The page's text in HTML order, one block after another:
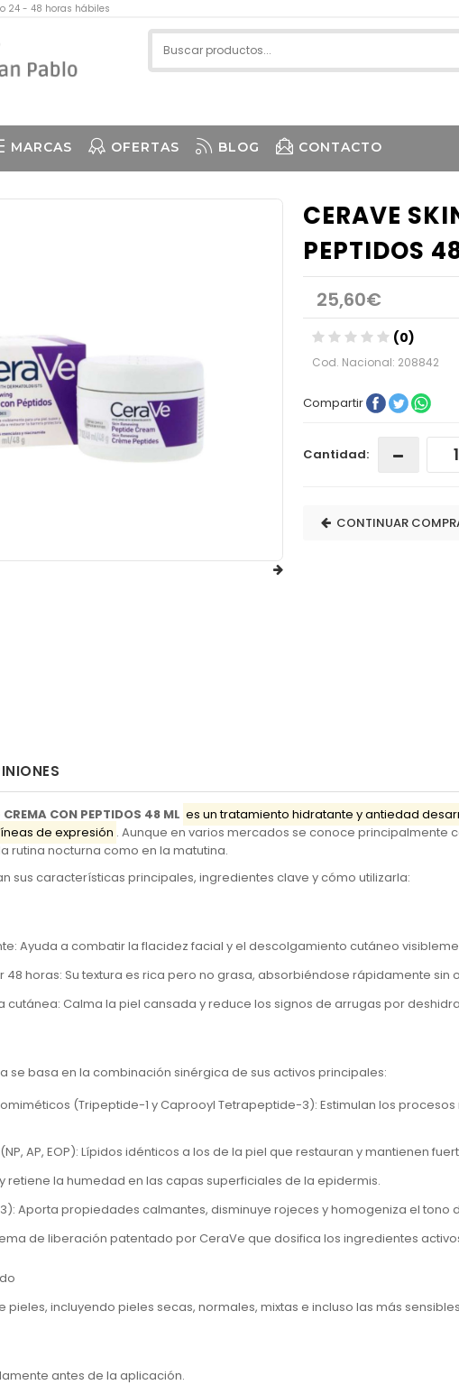
24 - 48 horas hábiles
MARCAS OFERTAS BLOG CONTACTO
CERAVE
PEPTIDOS
25,60€
(0)
Cod. Nacional: 208842
Compartir
Cantidad:
CONTINUAR
CREMA CON PEPTIDOS 48 ML es un tratamiento hidratante y antiedad
de expresión . Aunque en varios mercados se conoce principalmente
rutina nocturna como en la matutina.
sus características principales, ingredientes clave y cómo utilizarla:
: Ayuda a combatir la flacidez facial y el descolgamiento cutáneo
48 horas: Su textura es rica pero no grasa, absorbiéndose rápidamente
cutánea: Calma la piel cansada y reduce los signos de arrugas por
se basa en la combinación sinérgica de sus activos principales:
(Tripeptide-1 yCaprooyl Tetrapeptide-3): Estimulan los
AP, EOP): Lípidos idénticos a los de la piel que restauran y mantienen
retiene la humedad en las capas superficiales de la epidermis.
: Aporta propiedades calmantes, disminuye rojeces y homogeniza el tono
de liberación patentado por CeraVe que dosifica los ingredientes
pieles, incluyendo pieles secas, normales, mixtas e incluso las más
antes de la aplicación.